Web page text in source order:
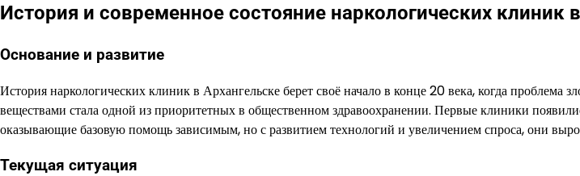
История и современное состояние наркологических клиник
Основание и развитие
История наркологических клиник в Архангельске берет своё начало в конце 20 века, когда проблема
веществами стала одной из приоритетных в общественном здравоохранении. Первые клиники
оказывающие базовую помощь зависимым, но с развитием технологий и увеличением спроса, они
Текущая ситуация